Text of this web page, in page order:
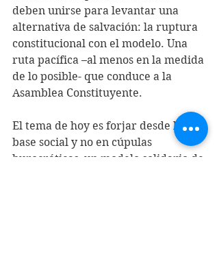
deben unirse para levantar una
alternativa de salvación: la ruptura
constitucional con el modelo. Una
ruta pacífica –al menos en la medida
de lo posible- que conduce a la
Asamblea Constituyente.
El tema de hoy es forjar desde la
base social y no en cúpulas
burocráticas, un modelo solidario de